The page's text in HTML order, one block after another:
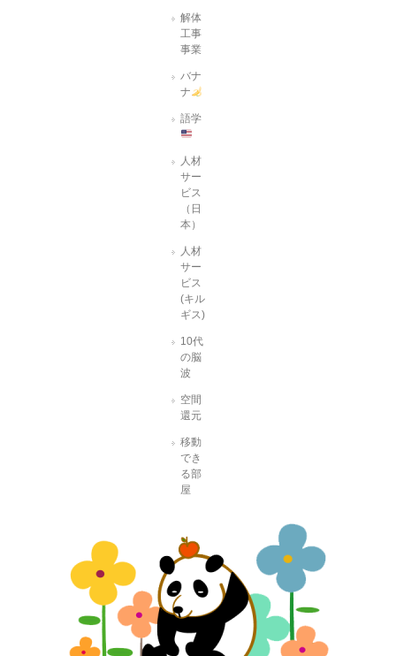
解体
工事
事業
バナ
ナ
語学
人材
サー
ビス
（日
本）
人材
サー
ビス
(キル
ギス)
10代
の脳
波
空間
還元
移動
でき
る部
屋